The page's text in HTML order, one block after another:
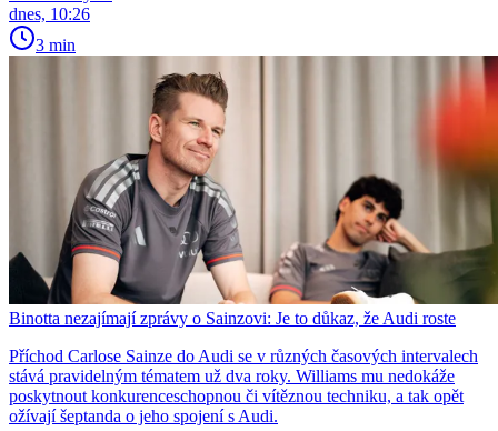
dnes, 10:26
3 min
Binotta nezajímají zprávy o Sainzovi: Je to důkaz, že Audi roste
Příchod Carlose Sainze do Audi se v různých časových intervalech
stává pravidelným tématem už dva roky. Williams mu nedokáže
poskytnout konkurenceschopnou či vítěznou techniku, a tak opět
ožívají šeptanda o jeho spojení s Audi.